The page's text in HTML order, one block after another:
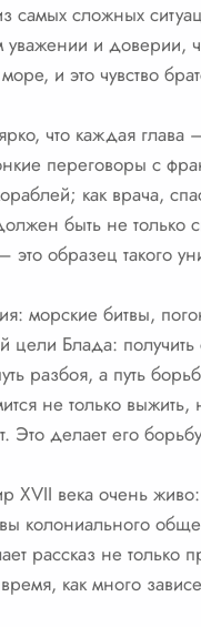
самых сложных
и доверии,
и это чувство
что каждая
переговоры с
как врача,
быть не
образец такого
морские битвы,
Блада:
разбоя, а путь
не только
Это делает его
XVII века очень
колониального
рассказ не
как много